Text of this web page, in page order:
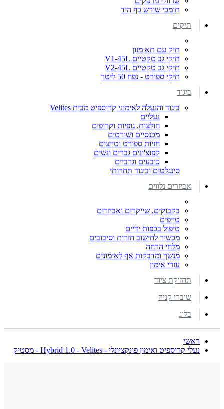
תומכי שורש כף היד
תיקים
תיק עם תא מזון
תיקי גב טקטיים V1-45L
תיקי גב טקטיים V2-45L
תיקי ספורט - נפח 50 ליטר
ביגוד
ביגוד והנעלה לאימוני קרוספיט מבית Velites
נעליים
חולצות, גופיות וקרופים
מכנסיים ושורטים
חזיות ספורט וטייצים
קפוצ'ונים גברים ונשים
כובעים וגרביים
סינגלטים וביגוד תחרותי
אביזרים נלווים
בקבוקים, שייקרים ואביזרים
טייפים
טיפול בכפות ידיים
מכשיר לחישוב חזרות וסיבובים
מלחי הרחה
מנשך ומדבקות אף לאימונים
עזרי אימון
תחזוקת ציוד
שוברי קניה
בלוג
ראשי
נעלי קרוספיט ואימון פונקציונלי - Hybrid 1.0 - Velites - מסטיק